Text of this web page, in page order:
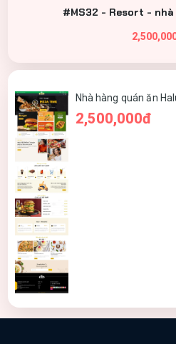
#MS32 - Resort -
Nhà hàng quán ăn
2,500,000đ